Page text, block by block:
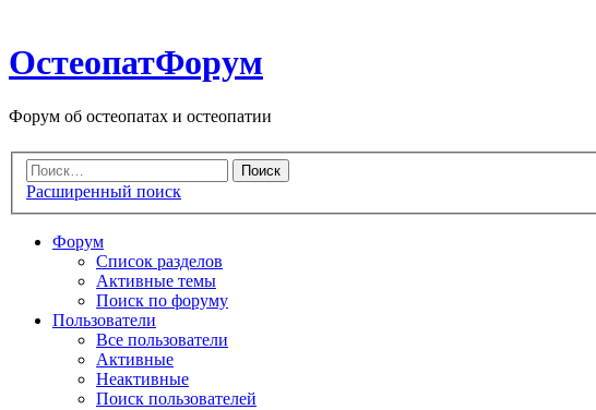
ОстеопатФорум
Форум об остеопатах и остеопатии
Расширенный поиск
Форум
Список разделов
Активные темы
Поиск по форуму
Пользователи
Все пользователи
Активные
Неактивные
Поиск пользователей